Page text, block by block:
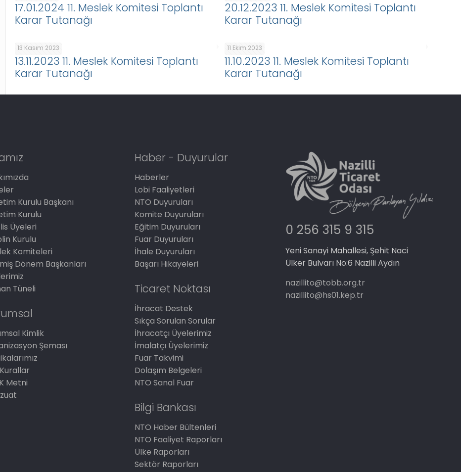
17.01.2024 11. Meslek Komitesi Toplantı
Karar Tutanağı
20.12.2023 11. Meslek Komitesi Toplantı
Karar Tutanağı
13 Kasım 2023
13.11.2023 11. Meslek Komitesi Toplantı
Karar Tutanağı
11 Ekim 2023
11.10.2023 11. Meslek Komitesi Toplantı
Karar Tutanağı
Kurulu Başkanı
Kurulu
Üyeleri
Kurulu
Komiteleri
Dönem Başkanları
Tüneli
Kimlik
Şeması
Metni
Haber - Duyurular
Haberler
Lobi Faaliyetleri
NTO Duyuruları
Komite Duyuruları
Eğitim Duyuruları
Fuar Duyuruları
İhale Duyuruları
Başarı Hikayeleri
Ticaret Noktası
İhracat Destek
Sıkça Sorulan Sorular
İhracatçı Üyelerimiz
İmalatçı Üyelerimiz
Fuar Takvimi
Dolaşım Belgeleri
NTO Sanal Fuar
Bilgi Bankası
NTO Haber Bültenleri
NTO Faaliyet Raporları
Ülke Raporları
Sektör Raporları
0 256 315 9 315
Yeni Sanayi Mahallesi, Şehit Naci
Ülker Bulvarı No:6 Nazilli Aydın
nazillito@tobb.org.tr
nazillito@hs01.kep.tr